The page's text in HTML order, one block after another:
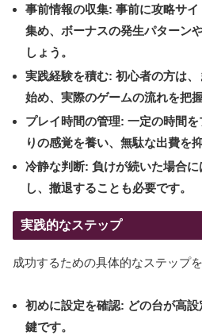
事前情報の収集: 事前に攻略サ
集め、ボーナスの発生パターン
しょう。
実践経験を積む: 初心者の方は
始め、実際のゲームの流れを把
プレイ時間の管理: 一定の時間を
りの感覚を養い、無駄な出費を
冷静な判断: 負けが続いた場合
し、撤退することも必要です。
実践的なステップ
成功するための具体的なステップ
初めに設定を確認: どの台が高
鍵です。